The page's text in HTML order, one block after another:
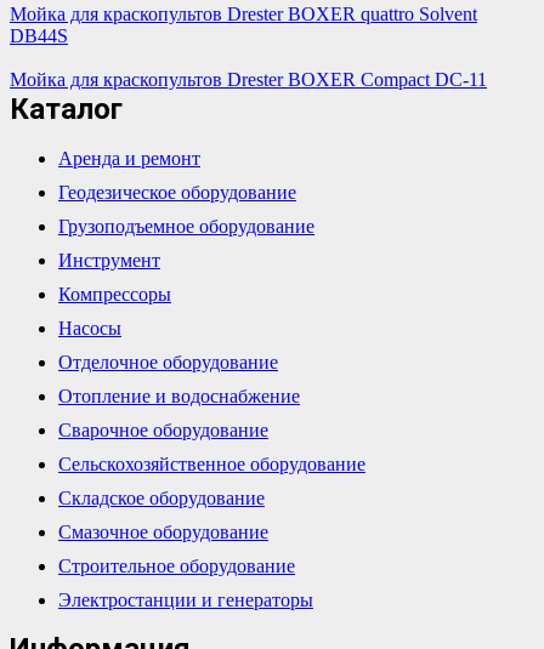
Мойка для краскопультов Drester BOXER quattro Solvent
DB44S
Мойка для краскопультов Drester BOXER Compact DC-11
Каталог
Аренда и ремонт
Геодезическое оборудование
Грузоподъемное оборудование
Инструмент
Компрессоры
Насосы
Отделочное оборудование
Отопление и водоснабжение
Сварочное оборудование
Сельскохозяйственное оборудование
Складское оборудование
Смазочное оборудование
Строительное оборудование
Электростанции и генераторы